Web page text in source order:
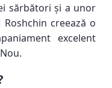
sărbători și a unor
creează o
excelent